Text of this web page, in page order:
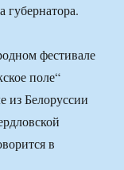
губернатора.
фестивале
поле“
из Белоруссии
в